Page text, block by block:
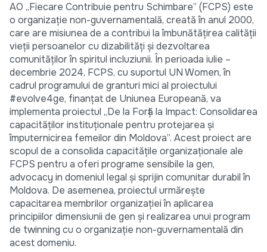
AO „Fiecare Contribuie pentru Schimbare” (FCPS) este
o organizație non-guvernamentală, creată în anul 2000,
care are misiunea de a contribui la îmbunătățirea calității
vieții persoanelor cu dizabilități și dezvoltarea
comunităților în spiritul incluziunii. În perioada iulie –
decembrie 2024, FCPS, cu suportul UN Women, în
cadrul programului de granturi mici al proiectului
#evolve4ge, finanțat de Uniunea Europeană, va
implementa proiectul „De la Forță la Impact: Consolidarea
capacităților instituționale pentru protejarea și
împuternicirea femeilor din Moldova”. Acest proiect are
scopul de a consolida capacitățile organizaționale ale
FCPS pentru a oferi programe sensibile la gen,
advocacy in domeniul legal și sprijin comunitar durabil în
Moldova. De asemenea, proiectul urmărește
capacitarea membrilor organizației în aplicarea
principiilor dimensiunii de gen și realizarea unui program
de twinning cu o organizație non-guvernamentală din
acest domeniu.